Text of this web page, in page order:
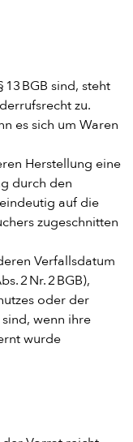
BGB sind, steht
zu.
es sich um Waren
Herstellung eine
durch den
auf die
zugeschnitten
Verfallsdatum
2 Nr. 2 BGB),
oder der
wenn ihre
wurde